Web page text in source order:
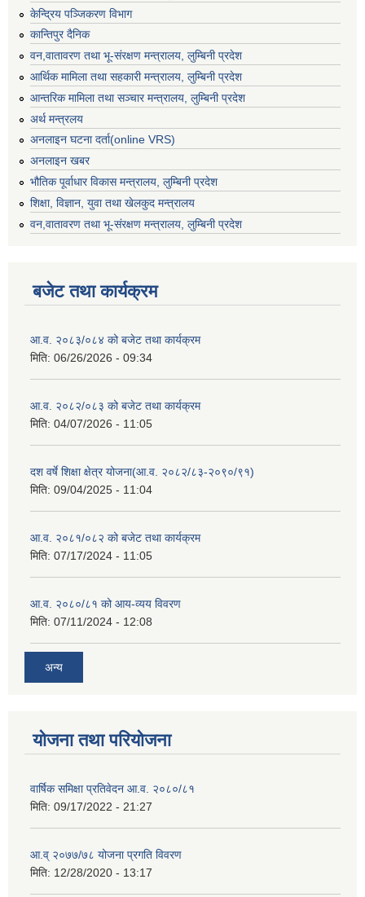
केन्द्रिय पञ्जिकरण विभाग
कान्तिपुर दैनिक
वन,वातावरण तथा भू-संरक्षण मन्त्रालय, लुम्बिनी प्रदेश
आर्थिक मामिला तथा सहकारी मन्त्रालय, लुम्बिनी प्रदेश
आन्तरिक मामिला तथा सञ्चार मन्त्रालय, लुम्बिनी प्रदेश
अर्थ मन्त्रलय
अनलाइन घटना दर्ता(online VRS)
अनलाइन खबर
भौतिक पूर्वाधार विकास मन्त्रालय, लुम्बिनी प्रदेश
शिक्षा, विज्ञान, युवा तथा खेलकुद मन्‍‍त्रालय
वन,वातावरण तथा भू-संरक्षण मन्त्रालय, लुम्बिनी प्रदेश
बजेट तथा कार्यक्रम
आ.व. २०८३/०८४ को बजेट तथा कार्यक्रम
मिति: 06/26/2026 - 09:34
आ.व. २०८२/०८३ को बजेट तथा कार्यक्रम
मिति: 04/07/2026 - 11:05
दश वर्षे शिक्षा क्षेत्र योजना(आ.व. २०८२/८३-२०९०/९१)
मिति: 09/04/2025 - 11:04
आ.व. २०८१/०८२ को बजेट तथा कार्यक्रम
मिति: 07/17/2024 - 11:05
आ.व. २०८०/८१ को आय-व्यय विवरण
मिति: 07/11/2024 - 12:08
अन्य
योजना तथा परियोजना
वार्षिक समिक्षा प्रतिवेदन आ.व. २०८०/८१
मिति: 09/17/2022 - 21:27
आ.व् २०७७/७८ योजना प्रगति विवरण
मिति: 12/28/2020 - 13:17